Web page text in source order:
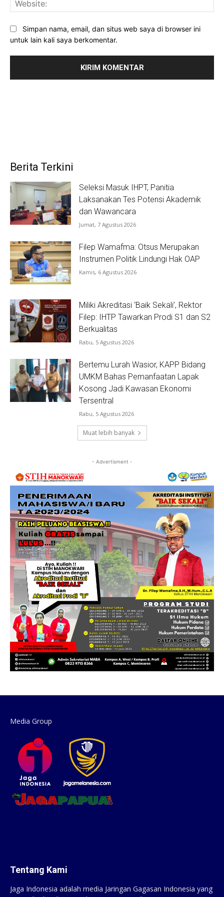
Simpan nama, email, dan situs web saya di browser ini
untuk lain kali saya berkomentar.
Berita Terkini
Seleksi Masuk IHPT, Panitia
Laksanakan Tes Potensi Akademik
dan Wawancara
Jumat, 7 Agustus 2026
Filep Wamafma: Otsus Merupakan
Instrumen Politik Lindungi Hak OAP
Kamis, 6 Agustus 2026
Miliki Akreditasi ‘Baik Sekali’, Rektor
Filep: IHTP Tawarkan Prodi S1 dan S2
Berkualitas
Rabu, 5 Agustus 2026
Bertemu Lurah Wasior, KAPP Bidang
UMKM Bahas Pemanfaatan Lapak
Kosong Jadi Kawasan Ekonomi
Tersentral
Rabu, 5 Agustus 2026
Muat lebih banyak
- Advertisment -
Media Group
Tentang Kami
Jaga Indonesia adalah media Jaringan Gagasan Indonesia yang